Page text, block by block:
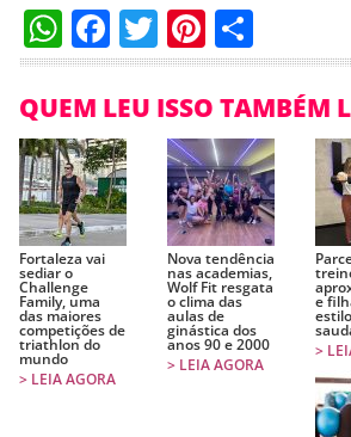
WhatsApp
Facebook
TwitterPinterest
QUEM LEU ISSO TAMBÉM
Fortaleza vai
sediar o
Challenge
Family, uma
das maiores
competições de
triathlon do
mundo
> LEIA AGORA
Nova tendência
nas academias,
Wolf Fit resgata
o clima das
aulas de
ginástica dos
anos 90 e 2000
> LEIA AGORA
e
>